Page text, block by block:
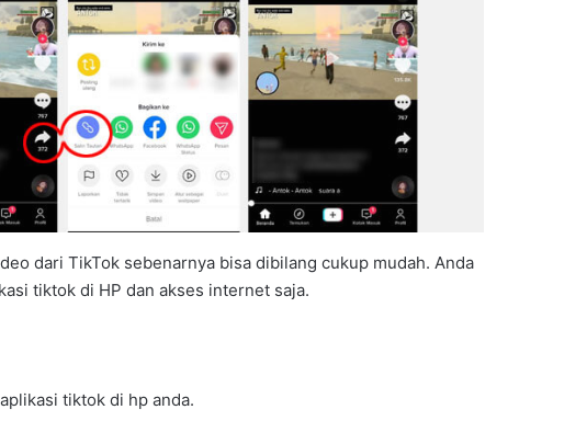
dari TikTok sebenarnya bisa dibilang cukup mudah. Anda
tiktok di HP dan akses internet saja.
tiktok di hp anda.